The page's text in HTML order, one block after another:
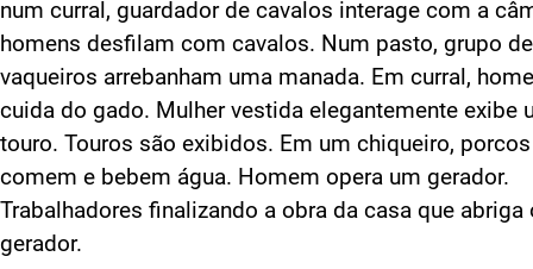
num curral, guardador de cavalos interage com a
homens desfilam com cavalos. Num pasto, grupo de
vaqueiros arrebanham uma manada. Em curral,
cuida do gado. Mulher vestida elegantemente exibe
touro. Touros são exibidos. Em um chiqueiro, porcos
comem e bebem água. Homem opera um gerador.
Trabalhadores finalizando a obra da casa que abriga
gerador.